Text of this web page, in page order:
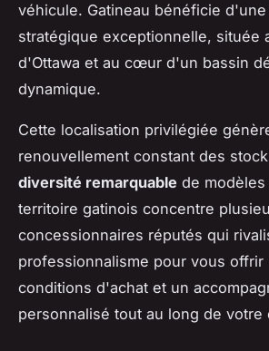
véhicule. Gatineau bénéficie
stratégique exceptionnelle, située
d'Ottawa et au cœur d'un bassin
dynamique.
Cette localisation privilégiée
renouvellement constant des
diversité remarquable de
territoire gatinois concentre
concessionnaires réputés qui
professionnalisme pour vous offrir
conditions d'achat et un
personnalisé tout au long de votre